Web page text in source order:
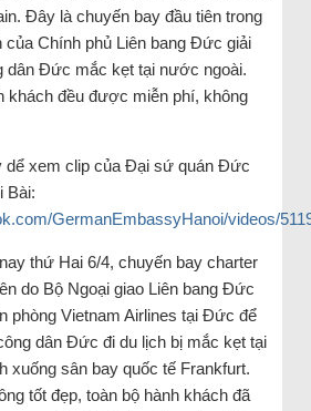
Đây là chuyến bay đầu tiên trong
của Chính phủ Liên bang Đức giải
dân Đức mắc kẹt tại nước ngoài.
khách đều được miễn phí, không
dể xem clip của Đại sứ quán Đức
Bài:
GermanEmbassyHanoi/videos/
thứ Hai 6/4, chuyến bay charter
do Bộ Ngoại giao Liên bang Đức
phòng Vietnam Airlines tại Đức để
dân Đức đi du lịch bị mắc kẹt tại
xuống sân bay quốc tế Frankfurt.
tốt đẹp, toàn bộ hành khách đã